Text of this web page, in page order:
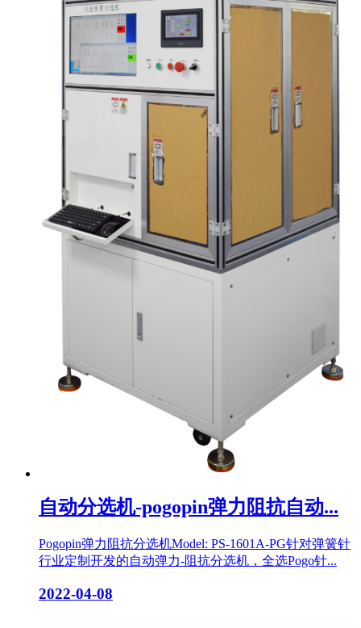
自动分选机-pogopin弹力阻抗自动...
Pogopin弹力阻抗分选机Model: PS-1601A-PG针对弹簧针
行业定制开发的自动弹力-阻抗分选机，全选Pogo针...
2022-04-08